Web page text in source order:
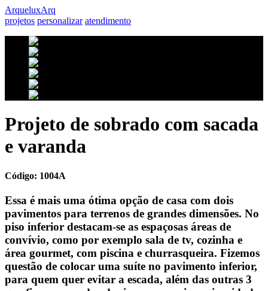
ArqueluxArq
projetos personalizar atendimento
Projeto de sobrado com sacada
e varanda
Código: 1004A
Essa é mais uma ótima opção de casa com dois
pavimentos para terrenos de grandes dimensões. No
piso inferior destacam-se as espaçosas áreas de
convívio, como por exemplo sala de tv, cozinha e
área gourmet, com piscina e churrasqueira. Fizemos
questão de colocar uma suíte no pavimento inferior,
para quem quer evitar a escada, além das outras 3